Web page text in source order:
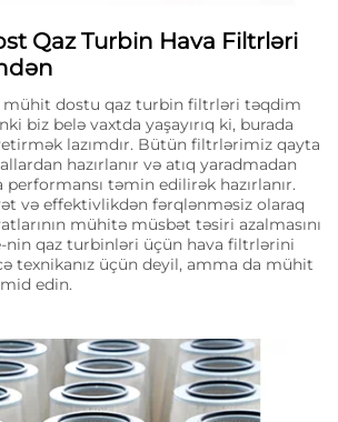
Qaz Turbin Hava Filtrləri
mühit dostu qaz turbin filtrləri təqdim
biz belə vaxtda yaşayırıq ki, burada
lazımdır. Bütün filtrlərimiz qayta
hazırlanır və atıq yaradmadan
təmin edilirək hazırlanır.
və effektivlikdən fərqlənməsiz olaraq
mühitə müsbət təsiri azalmasını
nin qaz turbinləri üçün hava filtrlərini
texnikanız üçün deyil, amma da mühit
edin.